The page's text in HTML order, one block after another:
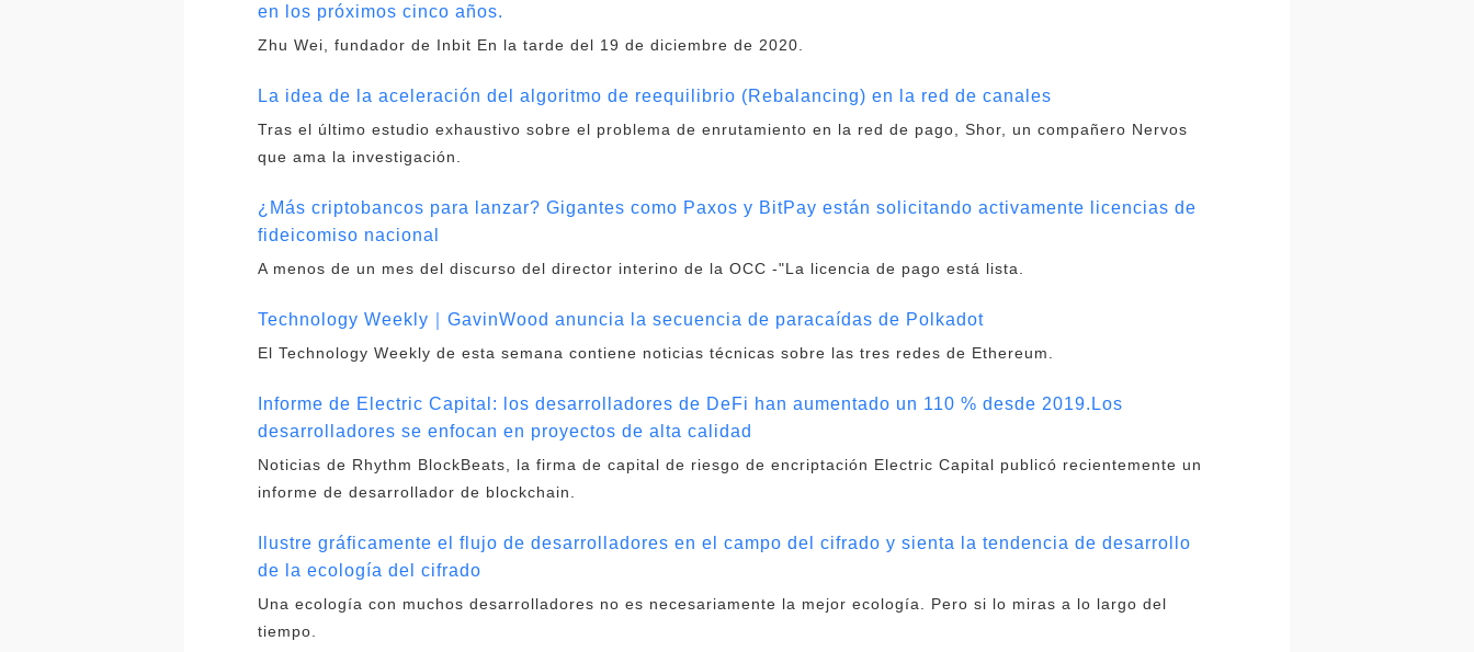
en los próximos cinco años.
Zhu Wei, fundador de Inbit En la tarde del 19 de diciembre de 2020.
La idea de la aceleración del algoritmo de reequilibrio (Rebalancing) en la red de canales
Tras el último estudio exhaustivo sobre el problema de enrutamiento en la red de pago, Shor, un compañero Nervos
que ama la investigación.
¿Más criptobancos para lanzar? Gigantes como Paxos y BitPay están solicitando activamente licencias de
fideicomiso nacional
A menos de un mes del discurso del director interino de la OCC -"La licencia de pago está lista.
Technology Weekly｜GavinWood anuncia la secuencia de paracaídas de Polkadot
El Technology Weekly de esta semana contiene noticias técnicas sobre las tres redes de Ethereum.
Informe de Electric Capital: los desarrolladores de DeFi han aumentado un 110 % desde 2019.Los
desarrolladores se enfocan en proyectos de alta calidad
Noticias de Rhythm BlockBeats, la firma de capital de riesgo de encriptación Electric Capital publicó recientemente un
informe de desarrollador de blockchain.
Ilustre gráficamente el flujo de desarrolladores en el campo del cifrado y sienta la tendencia de desarrollo
de la ecología del cifrado
Una ecología con muchos desarrolladores no es necesariamente la mejor ecología. Pero si lo miras a lo largo del
tiempo.